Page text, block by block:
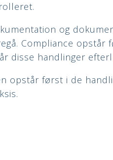
og
Compliance opstår
disse handlinger
opstår først i de